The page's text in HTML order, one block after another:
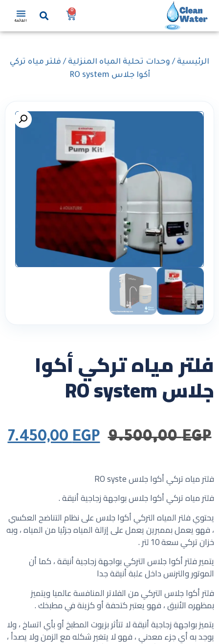
0
القائمة
الرئيسية / وحدات تحلية المياه المنزلية / فلتر مياه تركي
أكوا جلاس RO system
فلتر مياه تركي أكوا
جلاس RO system
9.500,00EGP
7.450,00EGP
فلتر مياه تركي أكوا جلاس RO syste
فلتر مياه تركي أكوا جلاس بواجهة زجاجية أنيقة .
يحتوي فلتر المياه التركي أكوا جلاس على نظام التناضح العكسي
، فهو يعمل بممبرين يعمل على إزالة المياه جزئيا من المياه ، وبه
خزان تركي سعة 10 لتر .
يتمير فلتر أكوا جلاس التركي بواجهة زجاجية أنيقة ، كما أن
الموتور والترنس داخل علبة أنيقة جدا
فلتر أكوا جلاس التركي من الفلاتر المنافسة عالميا ويتميز
بمظهره الأنيق ، فهو يعتبر كتحفة أو كزينة في مطبخك .
يتميز بواجهة زجاجية أنيقة لا تتأثر بزيوت المطبخ أو بأي اتساخ ، ولا
يوجد به أي جزء معدني ، فهو لا يتغير شكله مع الزمن ولا يصدأ ،